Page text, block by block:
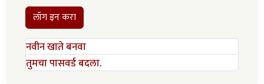
लॉग इन करा
नवीन खाते बनवा
तुमचा पासवर्ड बदला.